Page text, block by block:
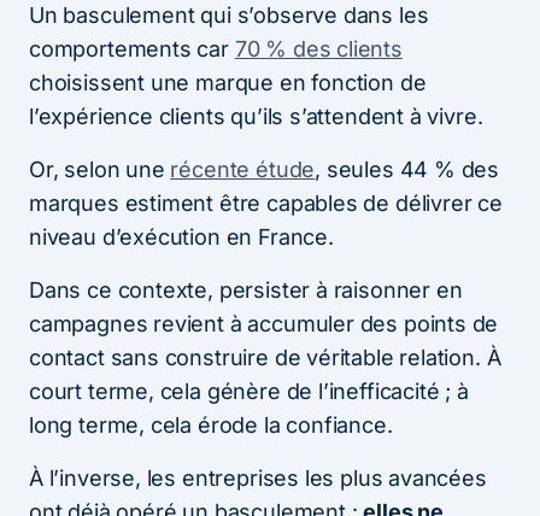
Un basculement qui s’observe dans les
comportements car 70 % des clients
choisissent une marque en fonction de
l’expérience clients qu’ils s’attendent à vivre.
Or, selon une récente étude, seules 44 % des
marques estiment être capables de délivrer ce
niveau d’exécution en France.
Dans ce contexte, persister à raisonner en
campagnes revient à accumuler des points de
contact sans construire de véritable relation. À
court terme, cela génère de l’inefficacité ; à
long terme, cela érode la confiance.
À l’inverse, les entreprises les plus avancées